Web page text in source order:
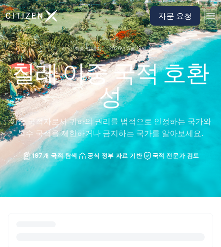
CitizenX 홈페이지로 이동 자문 요청
최종 업데이트: 2026년 5월 19일
칠레 이중 국적 호환
성
이중 국적자로서 귀하의 권리를 법적으로 인정하는 국가와
복수 국적을 제한하거나 금지하는 국가를 알아보세요.
197개 국적 탐색 공식 정부 자료 기반 국적 전문가 검토